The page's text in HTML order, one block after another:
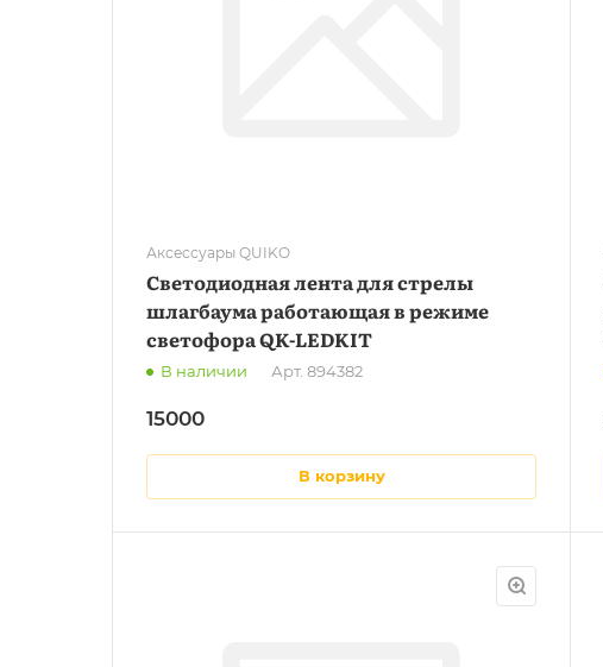
Аксессуары QUIKO
Светодиодная лента для стрелы
шлагбаума работающая в режиме
светофора QK-LEDKIT
В наличии Арт. 894382
15000
в корзину